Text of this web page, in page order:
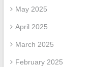
May 2025
April 2025
March 2025
February 2025